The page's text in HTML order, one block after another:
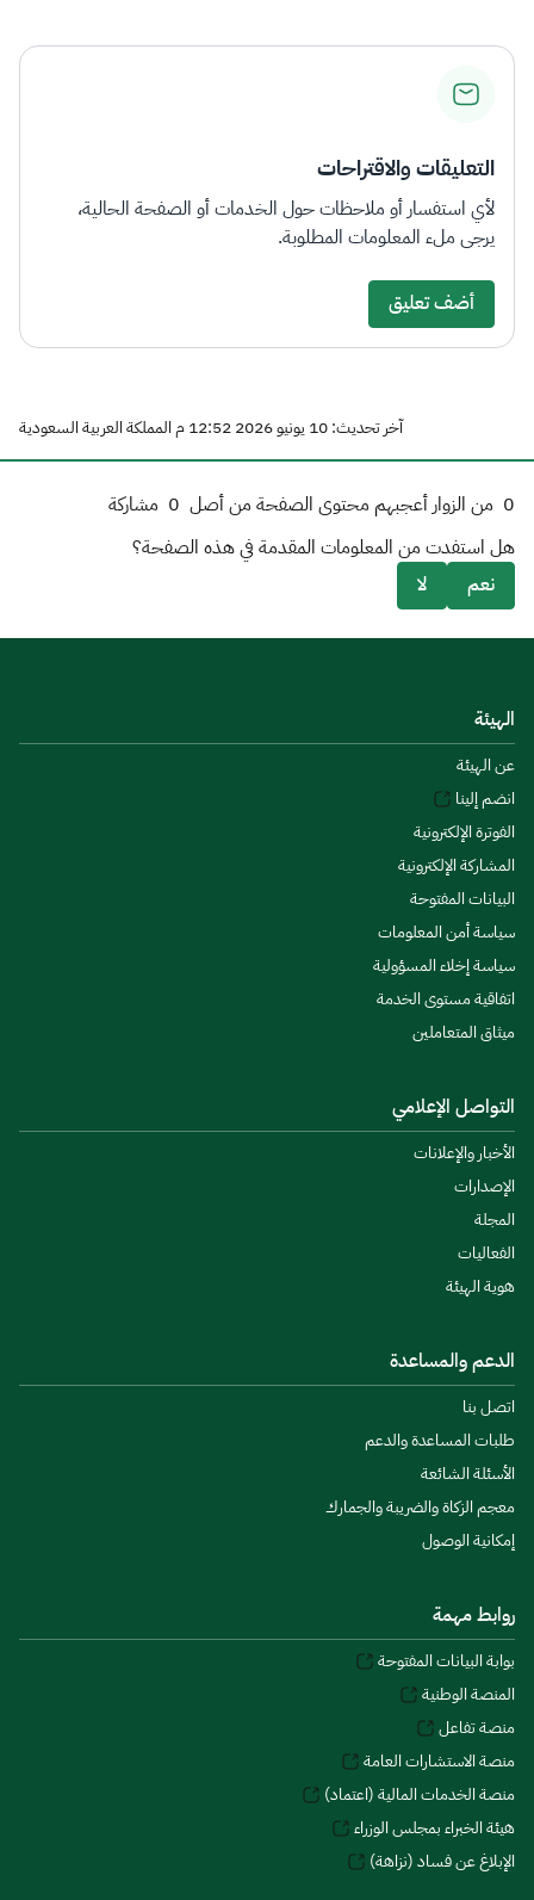
التعليقات والاقتراحات
لأي استفسار أو ملاحظات حول الخدمات أو الصفحة الحالية،
يرجى ملء المعلومات المطلوبة.
أضف تعليق
آخر تحديث: 10 يونيو 2026 12:52 م المملكة العربية السعودية
0 من الزوار أعجبهم محتوى الصفحة من أصل 0 مشاركة
هل استفدت من المعلومات المقدمة في هذه الصفحة؟
نعم
لا
الهيئة
عن الهيئة
انضم إلينا
الفوترة الإلكترونية
المشاركة الإلكترونية
البيانات المفتوحة
سياسة أمن المعلومات
سياسة إخلاء المسؤولية
اتفاقية مستوى الخدمة
ميثاق المتعاملين
التواصل الإعلامي
الأخبار والإعلانات
الإصدارات
المجلة
الفعاليات
هوية الهيئة
الدعم والمساعدة
اتصل بنا
طلبات المساعدة والدعم
الأسئلة الشائعة
معجم الزكاة والضريبة والجمارك
إمكانية الوصول
روابط مهمة
بوابة البيانات المفتوحة
المنصة الوطنية
منصة تفاعل
منصة الاستشارات العامة
منصة الخدمات المالية (اعتماد)
هيئة الخبراء بمجلس الوزراء
الإبلاغ عن فساد (نزاهة)